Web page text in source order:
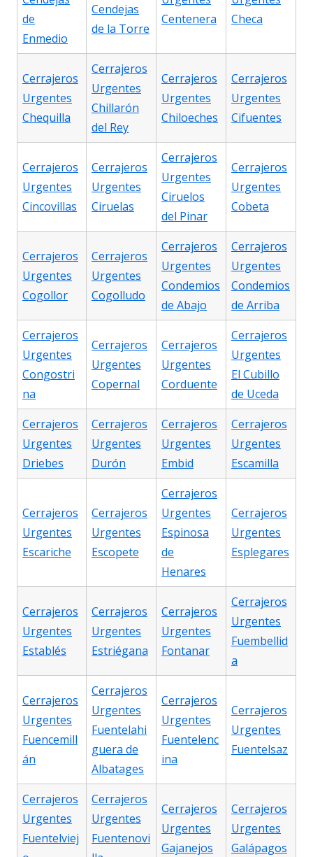
de
Enmedio
Cendejas
de la Torre
Centenera
Checa
Cerrajeros
Urgentes
Chequilla
Cerrajeros
Urgentes
Chillarón
del Rey
Cerrajeros
Urgentes
Chiloeches
Cerrajeros
Urgentes
Cifuentes
Cerrajeros
Urgentes
Cincovillas
Cerrajeros
Urgentes
Ciruelas
Cerrajeros
Urgentes
Ciruelos
del Pinar
Cerrajeros
Urgentes
Cobeta
Cerrajeros
Urgentes
Cogollor
Cerrajeros
Urgentes
Cogolludo
Cerrajeros
Urgentes
Condemios
de Abajo
Cerrajeros
Urgentes
Condemios
de Arriba
Cerrajeros
Urgentes
Congostri
na
Cerrajeros
Urgentes
Copernal
Cerrajeros
Urgentes
Corduente
Cerrajeros
Urgentes
El Cubillo
de Uceda
Cerrajeros
Urgentes
Driebes
Cerrajeros
Urgentes
Durón
Cerrajeros
Urgentes
Embid
Cerrajeros
Urgentes
Escamilla
Cerrajeros
Urgentes
Escariche
Cerrajeros
Urgentes
Escopete
Cerrajeros
Urgentes
Espinosa
de
Henares
Cerrajeros
Urgentes
Esplegares
Cerrajeros
Urgentes
Establés
Cerrajeros
Urgentes
Estriégana
Cerrajeros
Urgentes
Fontanar
Cerrajeros
Urgentes
Fuembellid
a
Cerrajeros
Urgentes
Fuencemill
án
Cerrajeros
Urgentes
Fuentelahi
guera de
Albatages
Cerrajeros
Urgentes
Fuentelenc
ina
Cerrajeros
Urgentes
Fuentelsaz
Cerrajeros
Urgentes
Fuentelviej
Cerrajeros
Urgentes
Fuentenovi
Cerrajeros
Urgentes
Gajanejos
Cerrajeros
Urgentes
Galápagos